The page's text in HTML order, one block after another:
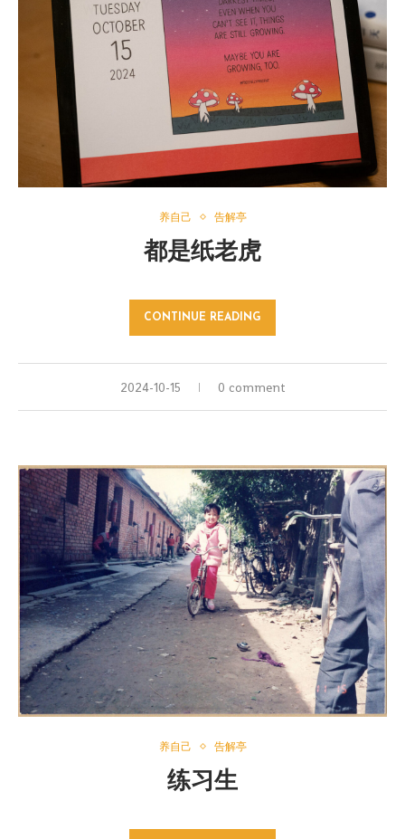
养自己 告解亭
都是纸老虎
CONTINUE READING
2024-10-15 0 comment
养自己 告解亭
练习生